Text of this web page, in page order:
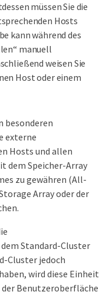
müssen Sie die
Hosts
kann während des
manuell
weisen Sie
Host oder einem
besonderen
externe
Hosts und allen
dem Speicher-Array
zu gewähren (All-
Array oder der
Standard-Cluster
Cluster jedoch
wird diese Einheit
Benutzeroberfläche